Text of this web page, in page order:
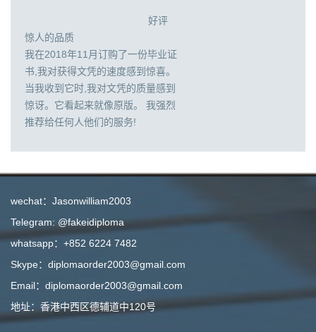
好评
惊人的品质
我在2018年11月订购了一份毕业证
书,我对获得文凭的速度感到惊喜。
当我收到它时,我对文凭的质量感到
惊讶。它看起来就像原版。 我强烈
推荐给任何人他们的服务!
wechat：Jasonwilliam2003
Telegram: @fakeidiploma
whatsapp：+852 6224 7482
Skype：diplomaorder2003@gmail.com
Email：diplomaorder2003@gmail.com
地址：香港中西区德辅道中120号